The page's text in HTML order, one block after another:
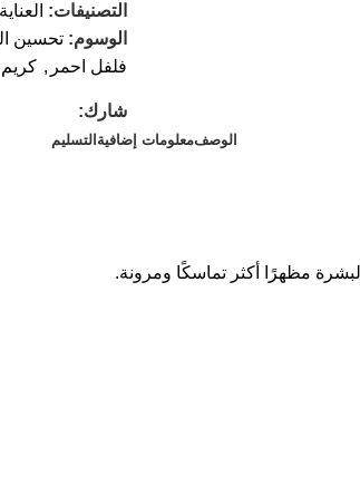
التصنيفات:
الوسوم: تحسين
فلفل احمر ,
شارك:
الوصفمعلومات إضافية التسليم
مظهرًا أكثر تماسكًا ومرونة.